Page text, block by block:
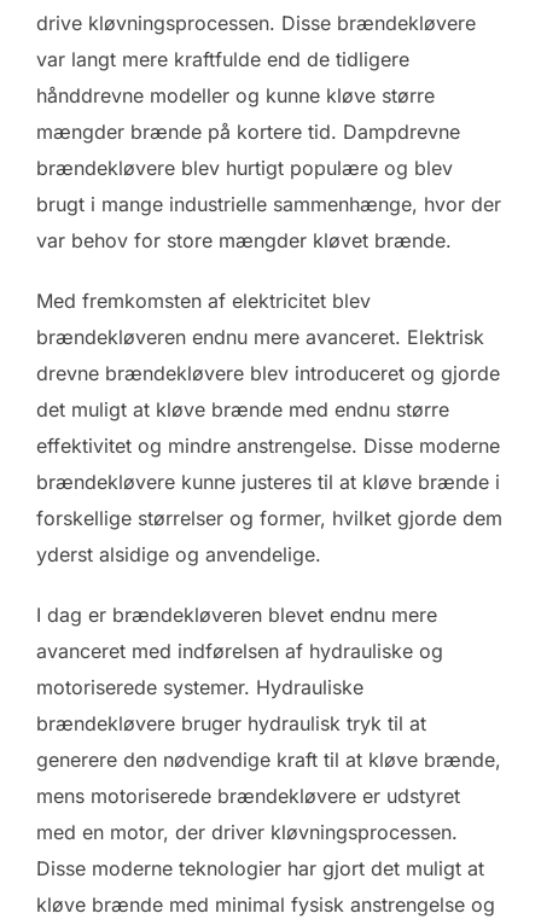
drive kløvningsprocessen. Disse brændekløvere
var langt mere kraftfulde end de tidligere
hånddrevne modeller og kunne kløve større
mængder brænde på kortere tid. Dampdrevne
brændekløvere blev hurtigt populære og blev
brugt i mange industrielle sammenhænge, hvor der
var behov for store mængder kløvet brænde.
Med fremkomsten af elektricitet blev
brændekløveren endnu mere avanceret. Elektrisk
drevne brændekløvere blev introduceret og gjorde
det muligt at kløve brænde med endnu større
effektivitet og mindre anstrengelse. Disse moderne
brændekløvere kunne justeres til at kløve brænde i
forskellige størrelser og former, hvilket gjorde dem
yderst alsidige og anvendelige.
I dag er brændekløveren blevet endnu mere
avanceret med indførelsen af hydrauliske og
motoriserede systemer. Hydrauliske
brændekløvere bruger hydraulisk tryk til at
generere den nødvendige kraft til at kløve brænde,
mens motoriserede brændekløvere er udstyret
med en motor, der driver kløvningsprocessen.
Disse moderne teknologier har gjort det muligt at
kløve brænde med minimal fysisk anstrengelse og